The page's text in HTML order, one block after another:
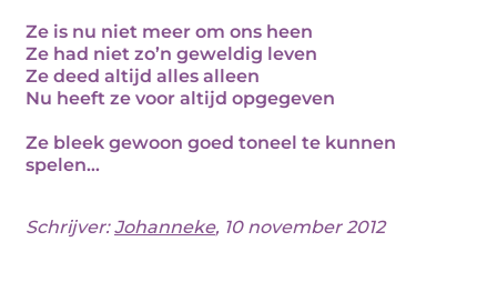
Ze is nu niet meer om ons heen
Ze had niet zo’n geweldig leven
Ze deed altijd alles alleen
Nu heeft ze voor altijd opgegeven
Ze bleek gewoon goed toneel te kunnen
spelen…
Schrijver:Johanneke, 10 november 2012